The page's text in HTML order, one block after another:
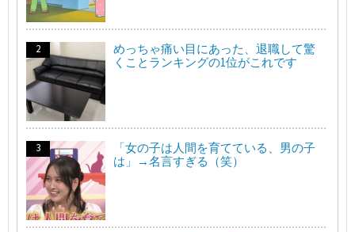
めっちゃ痛い目にあった、退職して驚
くことランキングの1位がこれです
「女の子は人間を育てている、男の子
は」→名言すぎる（笑）